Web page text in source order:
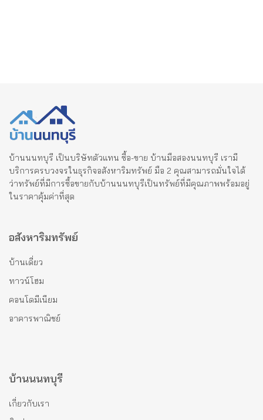
บ้านนนทบุรี เป็นบริษัทตัวแทน ซื้อ-ขาย บ้านมือสองนนทบุรี เรามี
บริการครบวงจรในธุรกิจอสังหาริมทรัพย์ มือ 2 คุณสามารถมั่นใจได้
ว่าทรัพย์ที่มีการซื้อขายกับบ้านนนทบุรีเป็นทรัพย์ที่มีคุณภาพพร้อมอยู่
ในราคาคุ้มค่าที่สุด
อสังหาริมทรัพย์
บ้านเดี่ยว
ทาวน์โฮม
คอนโดมีเนียม
อาคารพาณิชย์
บ้านนนทบุรี
เกี่ยวกับเรา